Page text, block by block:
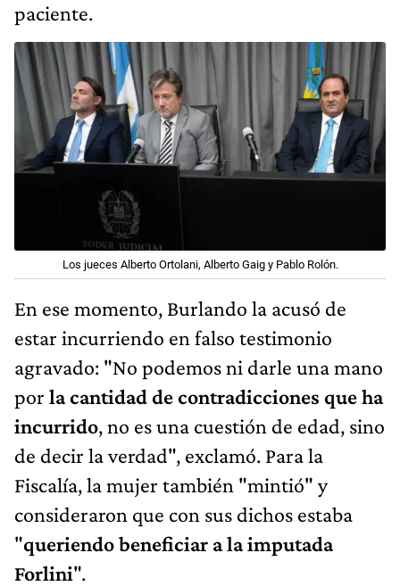
paciente.
Los jueces Alberto Ortolani, Alberto Gaig y Pablo Rolón.
En ese momento, Burlando la acusó de
estar incurriendo en falso testimonio
agravado: "No podemos ni darle una mano
por la cantidad de contradicciones que ha
incurrido, no es una cuestión de edad, sino
de decir la verdad", exclamó. Para la
Fiscalía, la mujer también "mintió" y
consideraron que con sus dichos estaba
"queriendo beneficiar a la imputada
Forlini".